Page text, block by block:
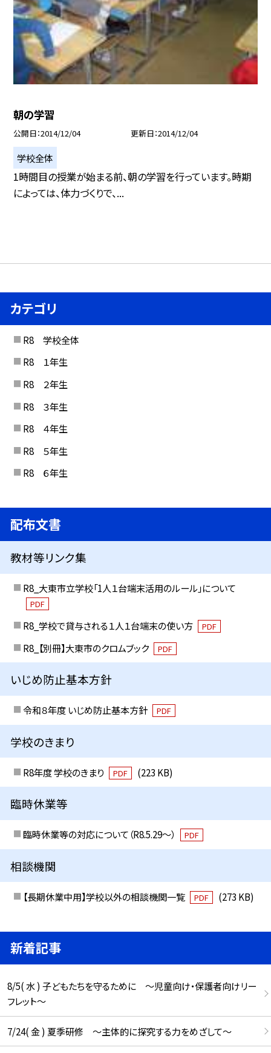
朝の学習
公開日 2014/12/04 更新日 2014/12/04
学校全体
1時間目の授業が始まる前、朝の学習を行っています。時期
によっては、体力づくりで、...
カテゴリ
R8 学校全体
R8 １年生
R8 ２年生
R8 ３年生
R8 ４年生
R8 ５年生
R8 ６年生
配布文書
教材等リンク集
R8_大東市立学校「1人１台端末活用のルール」について
PDF
R8_学校で貸与される１人１台端末の使い方 PDF
R8_【別冊】大東市のクロムブック PDF
いじめ防止基本方針
令和８年度 いじめ防止基本方針 PDF
学校のきまり
R8年度 学校のきまり PDF (223 KB)
臨時休業等
臨時休業等の対応について（R8.5.29～） PDF
相談機関
【長期休業中用】学校以外の相談機関一覧 PDF (273 KB)
新着記事
8/5( 水 ) 子どもたちを守るために ～児童向け・保護者向けリー
フレット～
7/24( 金 ) 夏季研修 ～主体的に探究する力をめざして～